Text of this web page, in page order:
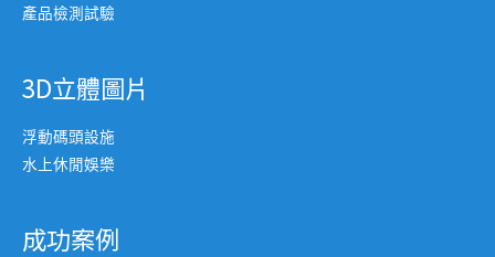
產品檢測試驗
3D立體圖片
浮動碼頭設施
水上休閒娛樂
成功案例